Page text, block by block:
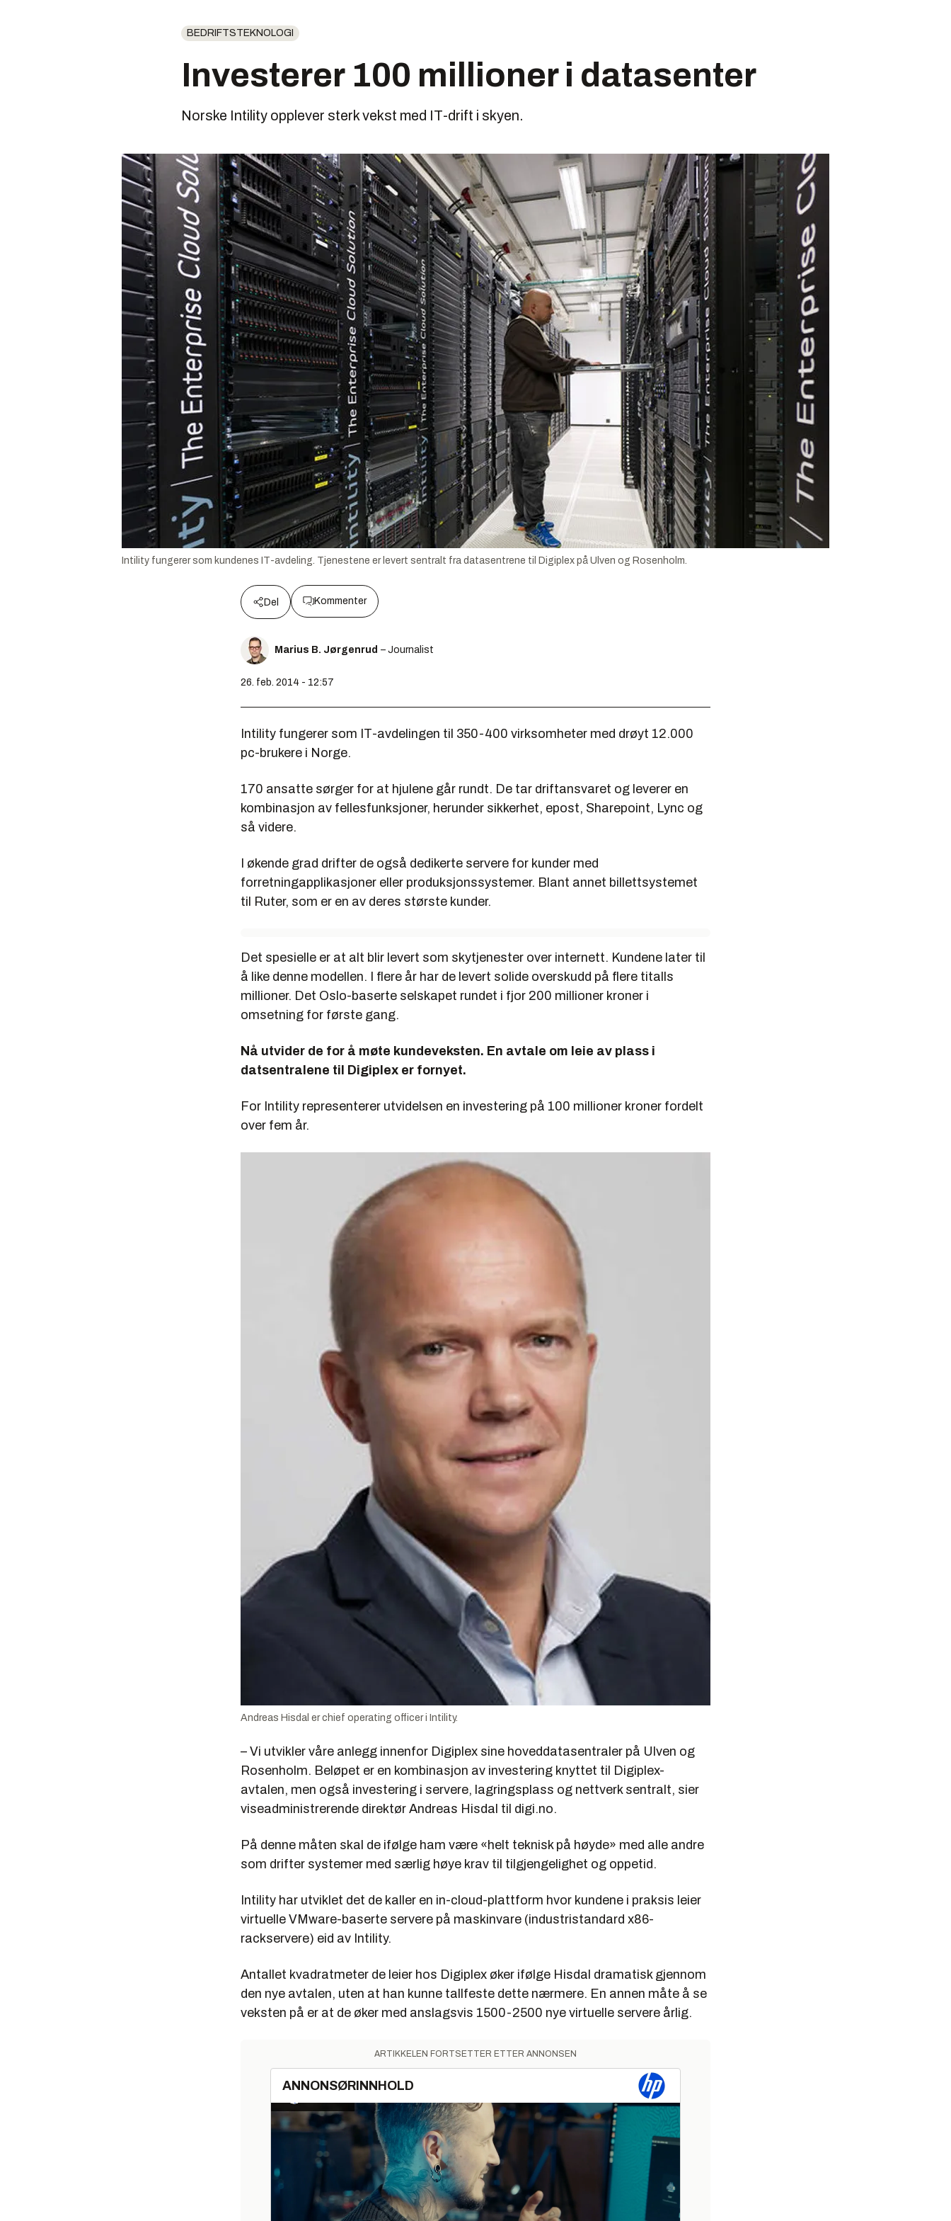
BEDRIFTSTEKNOLOGI
Investerer 100 millioner i datasenter
Norske Intility opplever sterk vekst med IT-drift i skyen.
Intility fungerer som kundenes IT-avdeling. Tjenestene er levert sentralt fra datasentrene til Digiplex på Ulven og Rosenholm.
Del Kommenter
Marius B. Jørgenrud – Journalist
26. feb. 2014 - 12:57
Intility fungerer som IT-avdelingen til 350-400 virksomheter med drøyt 12.000
pc-brukere i Norge.
170 ansatte sørger for at hjulene går rundt. De tar driftansvaret og leverer en
kombinasjon av fellesfunksjoner, herunder sikkerhet, epost, Sharepoint, Lync og
så videre.
I økende grad drifter de også dedikerte servere for kunder med
forretningapplikasjoner eller produksjonssystemer. Blant annet billettsystemet
til Ruter, som er en av deres største kunder.
Det spesielle er at alt blir levert som skytjenester over internett. Kundene later til
å like denne modellen. I flere år har de levert solide overskudd på flere titalls
millioner. Det Oslo-baserte selskapet rundet i fjor 200 millioner kroner i
omsetning for første gang.
Nå utvider de for å møte kundeveksten. En avtale om leie av plass i
datsentralene til Digiplex er fornyet.
For Intility representerer utvidelsen en investering på 100 millioner kroner fordelt
over fem år.
Andreas Hisdal er chief operating officer i Intility.
– Vi utvikler våre anlegg innenfor Digiplex sine hoveddatasentraler på Ulven og
Rosenholm. Beløpet er en kombinasjon av investering knyttet til Digiplex-
avtalen, men også investering i servere, lagringsplass og nettverk sentralt, sier
viseadministrerende direktør Andreas Hisdal til digi.no.
På denne måten skal de ifølge ham være «helt teknisk på høyde» med alle andre
som drifter systemer med særlig høye krav til tilgjengelighet og oppetid.
Intility har utviklet det de kaller en in-cloud-plattform hvor kundene i praksis leier
virtuelle VMware-baserte servere på maskinvare (industristandard x86-
rackservere) eid av Intility.
Antallet kvadratmeter de leier hos Digiplex øker ifølge Hisdal dramatisk gjennom
den nye avtalen, uten at han kunne tallfeste dette nærmere. En annen måte å se
veksten på er at de øker med anslagsvis 1500-2500 nye virtuelle servere årlig.
ARTIKKELEN FORTSETTER ETTER ANNONSEN
ANNONSØRINNHOLD